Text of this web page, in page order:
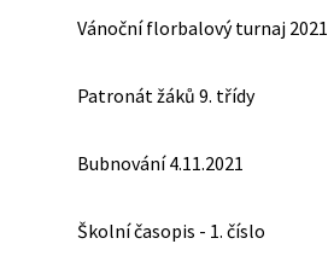
Vánoční florbalový turnaj 2021
Patronát žáků 9. třídy
Bubnování 4.11.2021
Školní časopis - 1. číslo